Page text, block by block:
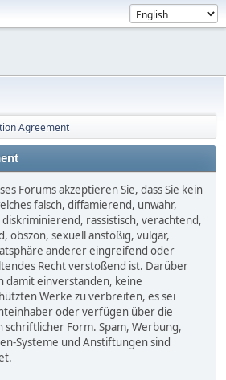
Agreement
Forums akzeptieren Sie, dass Sie kein
falsch, diffamierend, unwahr,
diskriminierend, rassistisch, verachtend,
obszön, sexuell anstößig, vulgär,
anderer eingreifend oder
Recht verstoßend ist. Darüber
damit einverstanden, keine
Werke zu verbreiten, es sei
oder verfügen über die
schriftlicher Form. Spam, Werbung,
Systeme und Anstiftungen sind